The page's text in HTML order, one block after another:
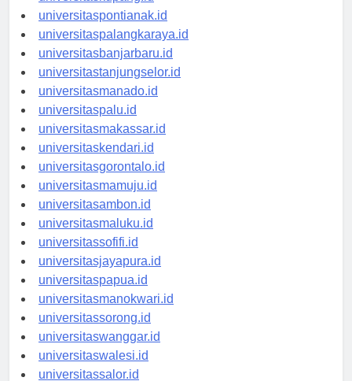
universitaskupang.id
universitaspontianak.id
universitaspalangkaraya.id
universitasbanjarbaru.id
universitastanjungselor.id
universitasmanado.id
universitaspalu.id
universitasmakassar.id
universitaskendari.id
universitasgorontalo.id
universitasmamuju.id
universitasambon.id
universitasmaluku.id
universitassofifi.id
universitasjayapura.id
universitaspapua.id
universitasmanokwari.id
universitassorong.id
universitaswanggar.id
universitaswalesi.id